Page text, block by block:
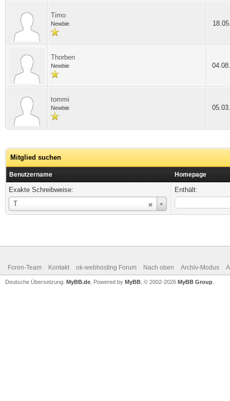
Timo
Newbie
Thorben
Newbie
tommi
Newbie
Mitglied suchen
Benutzername Homepage
Exakte Schreibweise:
T
Benutzername
Enthält:
Foren-Team Kontakt ok-webhosting Forum Nach oben Archiv-Modus
Deutsche Übersetzung: MyBB.de , Powered by MyBB , © 2002-2026 MyBB Group